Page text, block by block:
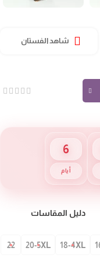
شاهد الفستان
أيام
دليل المقاسات
18-4XL
20-5XL
22